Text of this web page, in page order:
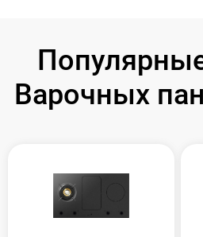
Варочных